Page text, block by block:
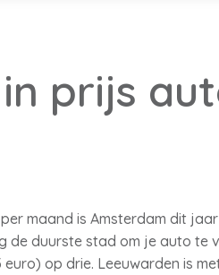
prijs
maand is Amsterdam dit
de duurste stad om je auto
op drie. Leeuwarden is